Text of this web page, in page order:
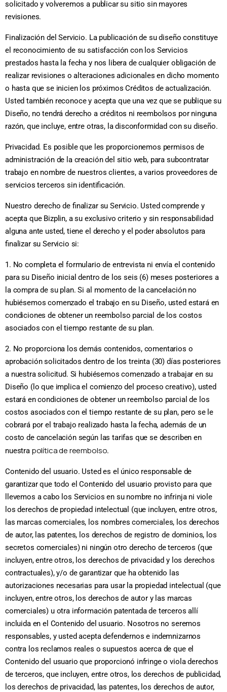
solicitado y volveremos a publicar su sitio sin mayores
revisiones.
Finalización del Servicio. La publicación de su diseño constituye
el reconocimiento de su satisfacción con los Servicios
prestados hasta la fecha y nos libera de cualquier obligación de
realizar revisiones o alteraciones adicionales en dicho momento
o hasta que se inicien los próximos Créditos de actualización.
Usted también reconoce y acepta que una vez que se publique su
Diseño, no tendrá derecho a créditos ni reembolsos por ninguna
razón, que incluye, entre otras, la disconformidad con su diseño.
Privacidad. Es posible que les proporcionemos permisos de
administración de la creación del sitio web, para subcontratar
trabajo en nombre de nuestros clientes, a varios proveedores de
servicios terceros sin identificación.
Nuestro derecho de finalizar su Servicio. Usted comprende y
acepta que Bizplin, a su exclusivo criterio y sin responsabilidad
alguna ante usted, tiene el derecho y el poder absolutos para
finalizar su Servicio si:
1. No completa el formulario de entrevista ni envía el contenido
para su Diseño inicial dentro de los seis (6) meses posteriores a
la compra de su plan. Si al momento de la cancelación no
hubiésemos comenzado el trabajo en su Diseño, usted estará en
condiciones de obtener un reembolso parcial de los costos
asociados con el tiempo restante de su plan.
2. No proporciona los demás contenidos, comentarios o
aprobación solicitados dentro de los treinta (30) días posteriores
a nuestra solicitud. Si hubiésemos comenzado a trabajar en su
Diseño (lo que implica el comienzo del proceso creativo), usted
estará en condiciones de obtener un reembolso parcial de los
costos asociados con el tiempo restante de su plan, pero se le
cobrará por el trabajo realizado hasta la fecha, además de un
costo de cancelación según las tarifas que se describen en
nuestra política de reembolso.
Contenido del usuario. Usted es el único responsable de
garantizar que todo el Contenido del usuario provisto para que
llevemos a cabo los Servicios en su nombre no infrinja ni viole
los derechos de propiedad intelectual (que incluyen, entre otros,
las marcas comerciales, los nombres comerciales, los derechos
de autor, las patentes, los derechos de registro de dominios, los
secretos comerciales) ni ningún otro derecho de terceros (que
incluyen, entre otros, los derechos de privacidad y los derechos
contractuales), y/o de garantizar que ha obtenido las
autorizaciones necesarias para usar la propiedad intelectual (que
incluyen, entre otros, los derechos de autor y las marcas
comerciales) u otra información patentada de terceros allí
incluida en el Contenido del usuario. Nosotros no seremos
responsables, y usted acepta defendernos e indemnizarnos
contra los reclamos reales o supuestos acerca de que el
Contenido del usuario que proporcionó infringe o viola derechos
de terceros, que incluyen, entre otros, los derechos de publicidad,
los derechos de privacidad, las patentes, los derechos de autor,